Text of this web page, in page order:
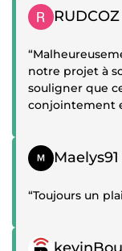
Positive review
RUDCOZ
notre projet à
souligner que
conjointement
échanges
Positive review
Maelys91
“Toujours un
Positive review